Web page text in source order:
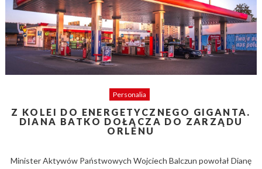
Personalia
Z KOLEI DO ENERGETYCZNEGO GIGANTA.
DIANA BATKO DOŁĄCZA DO ZARZĄDU
ORLENU
Minister Aktywów Państwowych Wojciech Balczun powołał Dianę